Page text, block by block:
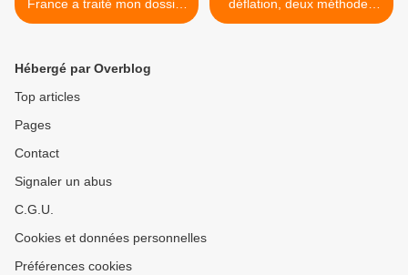
France a traité mon dossier
en fonction de ses alliances
déflation, deux méthodes
pour une même oppression
Hébergé par Overblog
Top articles
Pages
Contact
Signaler un abus
C.G.U.
Cookies et données personnelles
Préférences cookies